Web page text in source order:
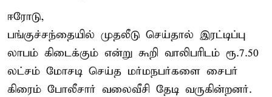
ஈரோடு,
பங்குச்சந்தையில் முதலீடு செய்தால் இரட்டிப்பு
லாபம் கிடைக்கும் என்று கூறி வாலிபரிடம் ரூ.7.50
லட்சம் மோசடி செய்த மர்மநபர்களை சைபர்
கிரைம் போலீசார் வலைவீசி தேடி வருகின்றனர்.